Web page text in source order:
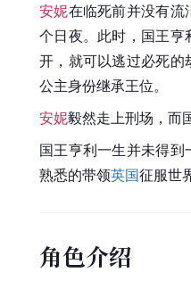
安妮在临死前并没有流
个日夜。此时，国王亨
开，就可以逃过必死的
公主身份继承王位。
安妮毅然走上刑场，而
国王亨利一生并未得到
熟悉的带领英国征服世
角色介绍